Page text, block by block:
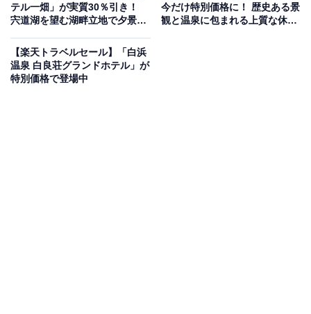
しているのは「天然温泉 田沢湖レイクリゾート」です。
テル一畑」が実質30％引き！
宍道湖を望む湖畔立地で夕景と
今だけ特別価格に！ 歴史ある景
観と温泉に包まれる上質な休日
【楽天トラベルセール】「白浜
温泉 白良荘グランドホテル」が
特別価格で登場中